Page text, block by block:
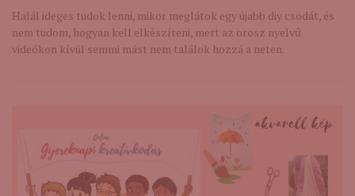
Halál ideges tudok lenni, mikor meglátok egy újabb diy csodát, és
nem tudom, hogyan kell elkészíteni, mert az orosz nyelvű
videókon kívül semmi mást nem találok hozzá a neten.